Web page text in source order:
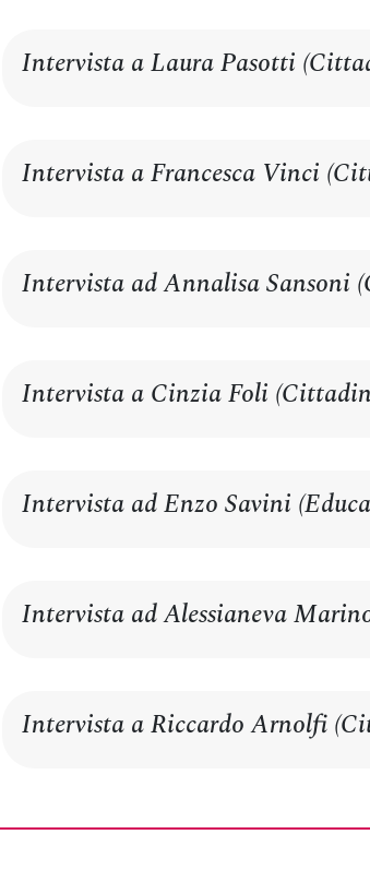
Intervista a Laura Pasotti
Intervista a Francesca Vinci
Intervista ad Annalisa Sansoni
Intervista a Cinzia Foli
Intervista ad Enzo Savini
Intervista ad Alessianeva
Intervista a Riccardo Arnolfi